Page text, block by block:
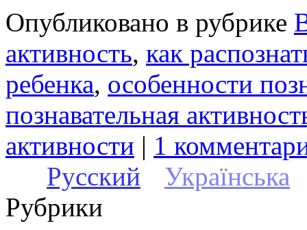
Опубликовано в рубрике
активность, как
ребенка, особенности
познавательная
активности | 1
Русский
Українська
Рубрики